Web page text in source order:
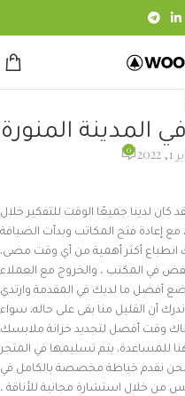
المدينة المنورة
0
كان لدينا جميعًا الوقت للتفكير خلال
مع إعادة فتح المكاتب وبدأت الضيافة
انطباع أكثر أهمية من أي وقت مضى.
في المكتب ، والخروج مع العملاء
أفضل ما لديك في المقدمة وارتدي
أن القليل منا بقى على حاله. سواء
وقت أفضل لتجديد خزانة ملابسك
يتم تسليمها في المتجر
فنحن نقدم خياطة مخصصة بالكامل في
من خلال استشارة مجانية للأناقة ،